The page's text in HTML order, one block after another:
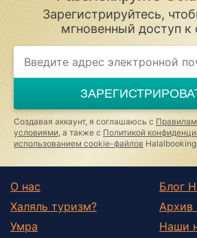
Зарегистрируйтесь,
мгновенный доступ к
If
you
ignore
this
field
Создавая аккаунт, я соглашаюсь с
условиями , а также с Политикой
использованием cookie-файлов
О нас
Халяль туризм?
Умра
Блог
Архив
Наши